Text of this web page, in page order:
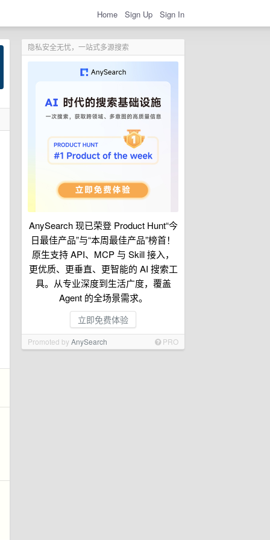
Home Sign Up Sign In
隐私安全无忧，一站式多源搜索
AnySearch 现已荣登 Product Hunt“今
日最佳产品”与“本周最佳产品”榜首！
原生支持 API、MCP 与 Skill 接入，
更优质、更垂直、更智能的 AI 搜索工
具。从专业深度到生活广度，覆盖
Agent 的全场景需求。
立即免费体验
Promoted byAnySearch PRO